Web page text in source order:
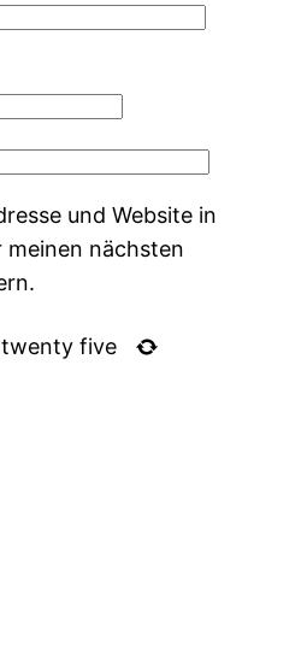
und Website in
meinen nächsten
twenty five